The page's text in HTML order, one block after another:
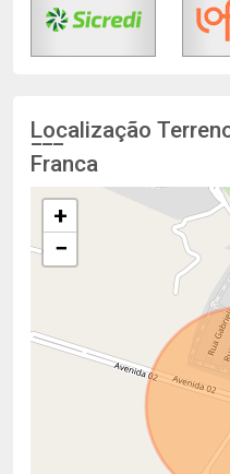
Localização
Franca
+
−